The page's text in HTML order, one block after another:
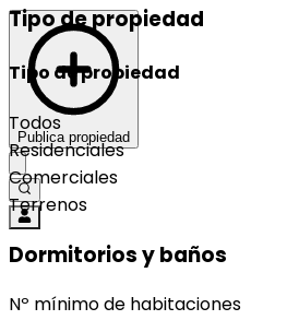
Publica propiedad
Tipo de propiedad
Tipo de propiedad
Todos
Residenciales
Comerciales
Terrenos
Dormitorios y baños
Nº mínimo de habitaciones